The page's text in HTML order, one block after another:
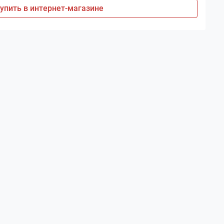
в интернет-магазине